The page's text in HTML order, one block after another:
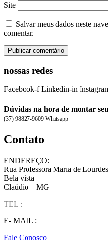
Site
Salvar meus dados neste
comentar.
nossas redes
Facebook-f Linkedin-in
Dúvidas na hora de montar
(37) 98827-9609 Whatsapp
Contato
ENDEREÇO:
Rua Professora Maria de
Bela vista
Claúdio – MG
TEL :
E- MAIL :
Fale Conosco